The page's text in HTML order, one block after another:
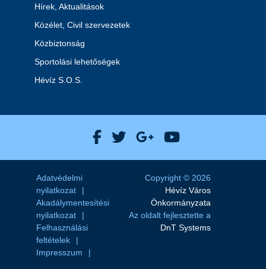
Hírek, Aktualitások
Közélet, Civil szervezetek
Közbiztonság
Sportolási lehetőségek
Hévíz S.O.S.
Hévíz Város Facebook
Hévíz Város X
Hévíz Város
Hévíz Város
Adatvédelmi
nyilatkozat
Akadálymentesítési
nyilatkozat
Felhasználási
feltételek
Impresszum
Copyright © 2026
Hévíz Város
Önkormányzata
Az oldalt fejlesztette a
DnT Systems